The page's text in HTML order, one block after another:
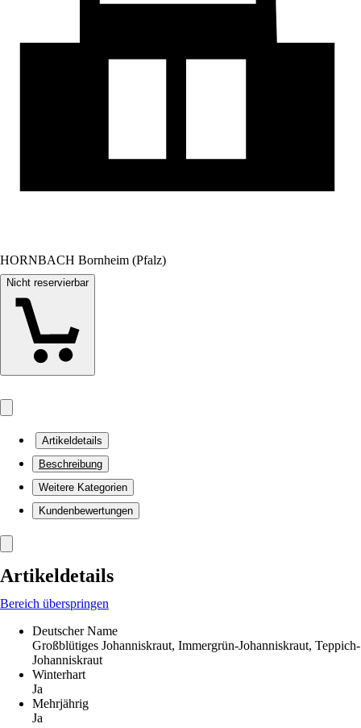
HORNBACH Bornheim (Pfalz)
Nicht reservierbar
Artikeldetails
Beschreibung
Weitere Kategorien
Kundenbewertungen
Artikeldetails
Bereich überspringen
Deutscher Name
Großblütiges Johanniskraut, Immergrün-Johanniskraut, Teppich-
Johanniskraut
Winterhart
Ja
Mehrjährig
Ja